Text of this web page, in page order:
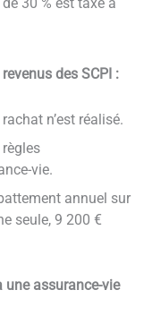
30 % est taxé à
des SCPI :
n’est réalisé.
vie.
annuel sur
seule, 9 200 €
une assurance-vie